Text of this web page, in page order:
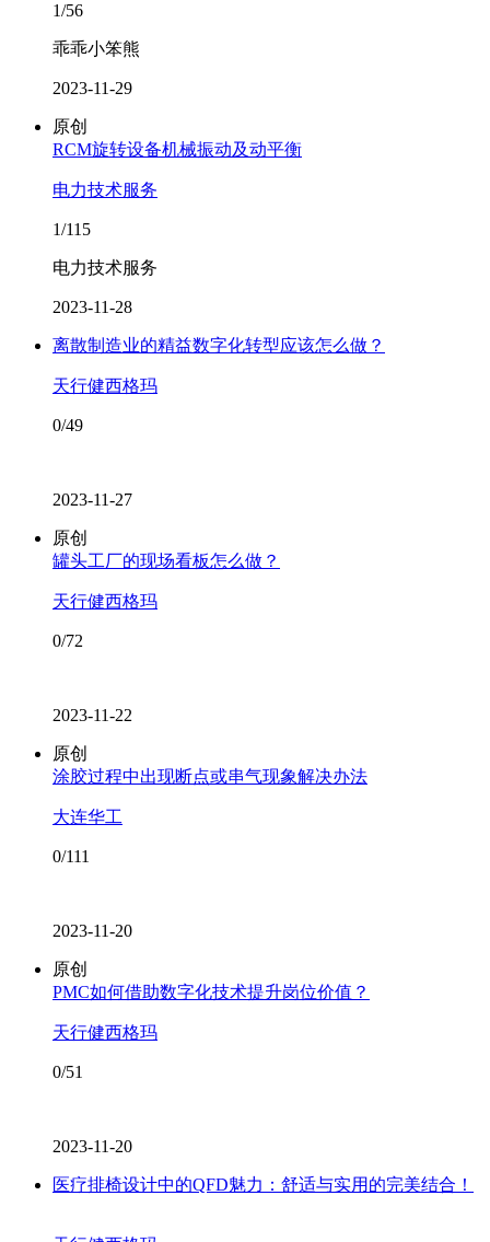
1/56
乖乖小笨熊
2023-11-29
原创
RCM旋转设备机械振动及动平衡
电力技术服务
1/115
电力技术服务
2023-11-28
离散制造业的精益数字化转型应该怎么做？
天行健西格玛
0/49
2023-11-27
原创
罐头工厂的现场看板怎么做？
天行健西格玛
0/72
2023-11-22
原创
涂胶过程中出现断点或串气现象解决办法
大连华工
0/111
2023-11-20
原创
PMC如何借助数字化技术提升岗位价值？
天行健西格玛
0/51
2023-11-20
医疗排椅设计中的QFD魅力：舒适与实用的完美结合！